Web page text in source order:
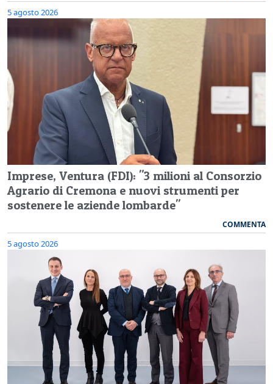
5 agosto 2026
Imprese, Ventura (FDI): "3 milioni al Consorzio
Agrario di Cremona e nuovi strumenti per
sostenere le aziende lombarde"
COMMENTA
5 agosto 2026